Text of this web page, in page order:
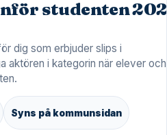
studenten
dig som erbjuder slips i
aktören i kategorin när elever och
Syns på kommunsidan